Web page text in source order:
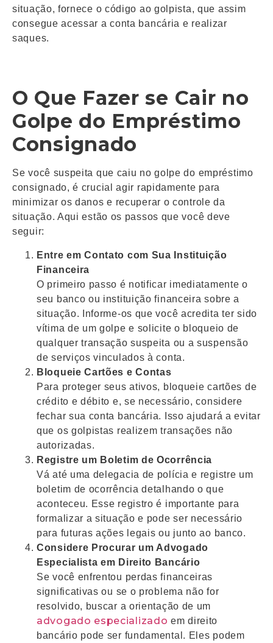
situação, fornece o código ao golpista, que assim
consegue acessar a conta bancária e realizar
saques.
O Que Fazer se Cair no
Golpe do Empréstimo
Consignado
Se você suspeita que caiu no golpe do empréstimo
consignado, é crucial agir rapidamente para
minimizar os danos e recuperar o controle da
situação. Aqui estão os passos que você deve
seguir:
Entre em Contato com Sua Instituição
Financeira
O primeiro passo é notificar imediatamente o
seu banco ou instituição financeira sobre a
situação. Informe-os que você acredita ter sido
vítima de um golpe e solicite o bloqueio de
qualquer transação suspeita ou a suspensão
de serviços vinculados à conta.
Bloqueie Cartões e Contas
Para proteger seus ativos, bloqueie cartões de
crédito e débito e, se necessário, considere
fechar sua conta bancária. Isso ajudará a evitar
que os golpistas realizem transações não
autorizadas.
Registre um Boletim de Ocorrência
Vá até uma delegacia de polícia e registre um
boletim de ocorrência detalhando o que
aconteceu. Esse registro é importante para
formalizar a situação e pode ser necessário
para futuras ações legais ou junto ao banco.
Considere Procurar um Advogado
Especialista em Direito Bancário
Se você enfrentou perdas financeiras
significativas ou se o problema não for
resolvido, buscar a orientação de um
advogado especializado em direito
bancário pode ser fundamental. Eles podem